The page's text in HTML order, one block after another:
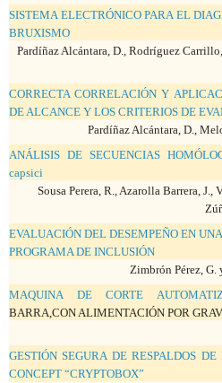
SISTEMA ELECTRÓNICO PARA EL
BRUXISMO
Pardíñaz Alcántara, D., Rodríguez
CORRECTA CORRELACIÓN Y
DE ALCANCE Y LOS CRITERIOS DE
Pardíñaz Alcántara, D.,
ANÁLISIS DE SECUENCIAS
capsici
Sousa Perera, R., Azarolla Barrera, J.,
EVALUACIÓN DEL DESEMPEÑO EN
PROGRAMA DE INCLUSIÓN
Zimbrón Pérez,
MAQUINA DE CORTE
BARRA,CON ALIMENTACIÓN POR
GESTIÓN SEGURA DE RESPALDOS
CONCEPT “CRYPTOBOX”